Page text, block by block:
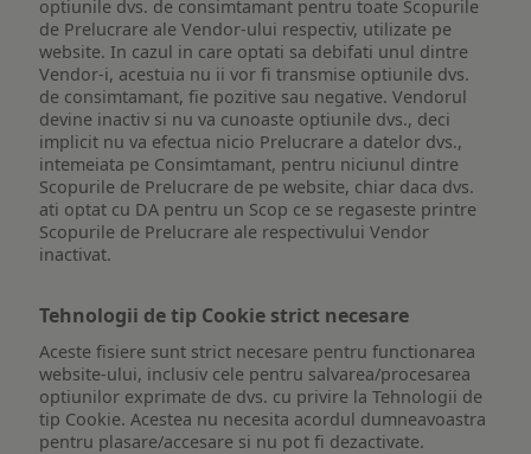
optiunile dvs. de consimtamant pentru toate Scopurile
de Prelucrare ale Vendor-ului respectiv, utilizate pe
website. In cazul in care optati sa debifati unul dintre
Vendor-i, acestuia nu ii vor fi transmise optiunile dvs.
de consimtamant, fie pozitive sau negative. Vendorul
devine inactiv si nu va cunoaste optiunile dvs., deci
implicit nu va efectua nicio Prelucrare a datelor dvs.,
intemeiata pe Consimtamant, pentru niciunul dintre
Scopurile de Prelucrare de pe website, chiar daca dvs.
ati optat cu DA pentru un Scop ce se regaseste printre
Scopurile de Prelucrare ale respectivului Vendor
inactivat.
Tehnologii de tip Cookie strict necesare
Aceste fisiere sunt strict necesare pentru functionarea
website-ului, inclusiv cele pentru salvarea/procesarea
optiunilor exprimate de dvs. cu privire la Tehnologii de
tip Cookie. Acestea nu necesita acordul dumneavoastra
pentru plasare/accesare si nu pot fi dezactivate.